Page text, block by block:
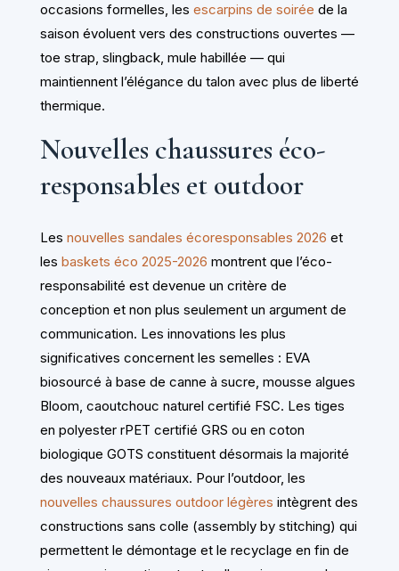
occasions formelles, les escarpins de soirée de la
saison évoluent vers des constructions ouvertes —
toe strap, slingback, mule habillée — qui
maintiennent l’élégance du talon avec plus de liberté
thermique.
Nouvelles chaussures éco-
responsables et outdoor
Les nouvelles sandales écoresponsables 2026 et
les baskets éco 2025-2026 montrent que l’éco-
responsabilité est devenue un critère de
conception et non plus seulement un argument de
communication. Les innovations les plus
significatives concernent les semelles : EVA
biosourcé à base de canne à sucre, mousse algues
Bloom, caoutchouc naturel certifié FSC. Les tiges
en polyester rPET certifié GRS ou en coton
biologique GOTS constituent désormais la majorité
des nouveaux matériaux. Pour l’outdoor, les
nouvelles chaussures outdoor légères intègrent des
constructions sans colle (assembly by stitching) qui
permettent le démontage et le recyclage en fin de